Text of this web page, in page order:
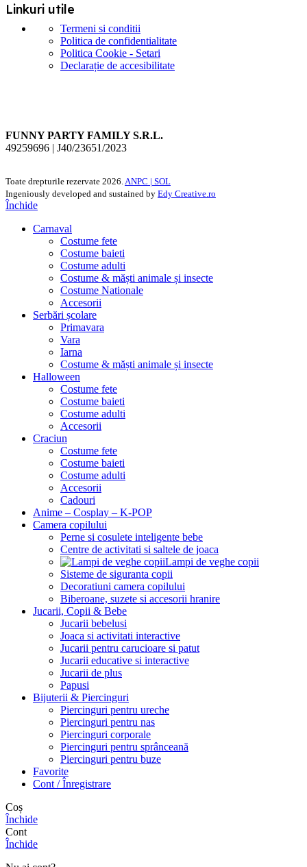
Linkuri utile
Termeni si conditii
Politica de confidentialitate
Politica Cookie - Setari
Declarație de accesibilitate
FUNNY PARTY FAMILY S.R.L.
49259696 | J40/23651/2023
Toate drepturile rezervate 2026. ANPC | SOL
Ingeniously developed and sustained by Edy Creative.ro
Închide
Carnaval
Costume fete
Costume baieti
Costume adulti
Costume & măști animale și insecte
Costume Nationale
Accesorii
Serbări școlare
Primavara
Vara
Iarna
Costume & măști animale și insecte
Halloween
Costume fete
Costume baieti
Costume adulti
Accesorii
Craciun
Costume fete
Costume baieti
Costume adulti
Accesorii
Cadouri
Anime – Cosplay – K‑POP
Camera copilului
Perne si cosulete inteligente bebe
Centre de activitati si saltele de joaca
Lampi de veghe copii
Sisteme de siguranta copii
Decoratiuni camera copilului
Biberoane, suzete si accesorii hranire
Jucarii, Copii & Bebe
Jucarii bebelusi
Joaca si activitati interactive
Jucarii pentru carucioare si patut
Jucarii educative si interactive
Jucarii de plus
Papusi
Bijuterii & Piercinguri
Piercinguri pentru ureche
Piercinguri pentru nas
Piercinguri corporale
Piercinguri pentru sprânceană
Piercinguri pentru buze
Favorite
Cont / Înregistrare
Coș
Închide
Cont
Închide